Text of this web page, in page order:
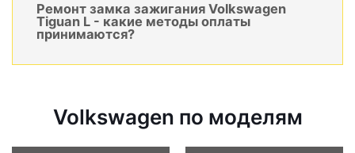
Ремонт замка зажигания Volkswagen
Tiguan L - какие методы оплаты
принимаются?
Volkswagen по моделям